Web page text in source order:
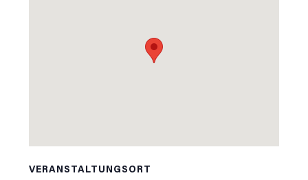
VERANSTALTUNGSORT